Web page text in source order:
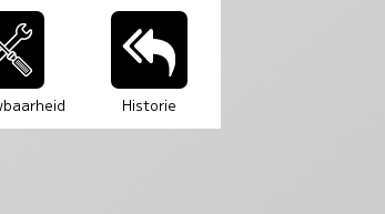
Historie